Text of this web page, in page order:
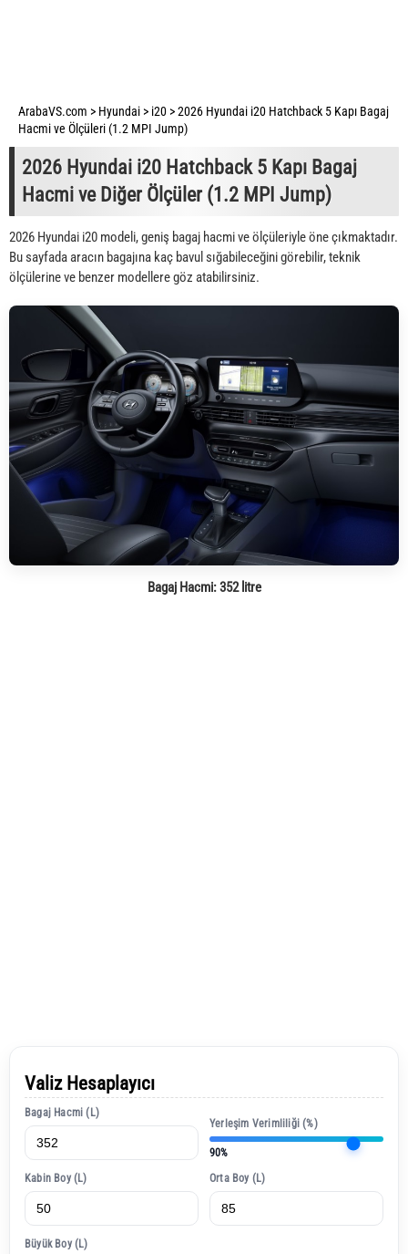
ArabaVS.com > Hyundai > i20 >2026 Hyundai i20 Hatchback 5 Kapı Bagaj
Hacmi ve Ölçüleri (1.2 MPI Jump)
2026 Hyundai i20 Hatchback 5 Kapı Bagaj
Hacmi ve Diğer Ölçüler (1.2 MPI Jump)
2026 Hyundai i20 modeli, geniş bagaj hacmi ve ölçüleriyle öne çıkmaktadır.
Bu sayfada aracın bagajına kaç bavul sığabileceğini görebilir, teknik
ölçülerine ve benzer modellere göz atabilirsiniz.
Bagaj Hacmi:352 litre
Valiz Hesaplayıcı
Bagaj Hacmi (L)
Yerleşim Verimliliği (%)
90%
Kabin Boy (L)
Orta Boy (L)
Büyük Boy (L)